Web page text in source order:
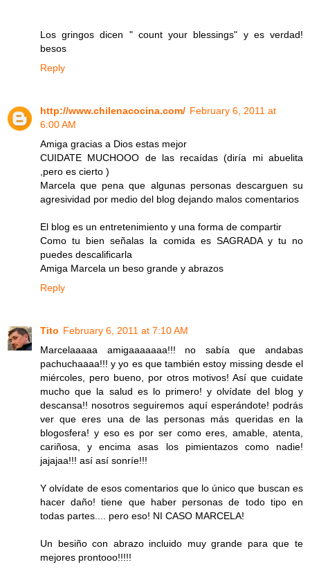
Los gringos dicen " count your blessings" y es verdad!
besos
Reply
http://www.chilenacocina.com/ February 6, 2011 at
6:00 AM
Amiga gracias a Dios estas mejor
CUIDATE MUCHOOO de las recaídas (diría mi abuelita
,pero es cierto )
Marcela que pena que algunas personas descarguen su
agresividad por medio del blog dejando malos comentarios
El blog es un entretenimiento y una forma de compartir
Como tu bien señalas la comida es SAGRADA y tu no
puedes descalificarla
Amiga Marcela un beso grande y abrazos
Reply
Tito February 6, 2011 at 7:10 AM
Marcelaaaaa amigaaaaaaa!!! no sabía que andabas
pachuchaaaa!!! y yo es que también estoy missing desde el
miércoles, pero bueno, por otros motivos! Así que cuidate
mucho que la salud es lo primero! y olvídate del blog y
descansa!! nosotros seguiremos aquí esperándote! podrás
ver que eres una de las personas más queridas en la
blogosfera! y eso es por ser como eres, amable, atenta,
cariñosa, y encima asas los pimientazos como nadie!
jajajaa!!! así así sonríe!!!
Y olvídate de esos comentarios que lo único que buscan es
hacer daño! tiene que haber personas de todo tipo en
todas partes.... pero eso! NI CASO MARCELA!
Un besiño con abrazo incluido muy grande para que te
mejores prontooo!!!!!